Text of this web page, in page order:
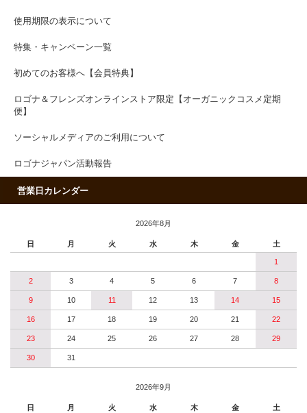
使用期限の表示について
特集・キャンペーン一覧
初めてのお客様へ【会員特典】
ロゴナ＆フレンズオンラインストア限定【オーガニックコスメ定期
便】
ソーシャルメディアのご利用について
ロゴナジャパン活動報告
営業日カレンダー
2026年8月
日 月 火 水 木 金 土
1
2 3 4 5 6 7 8
9 10 11 12 13 14 15
16 17 18 19 20 21 22
23 24 25 26 27 28 29
30 31
2026年9月
日 月 火 水 木 金 土